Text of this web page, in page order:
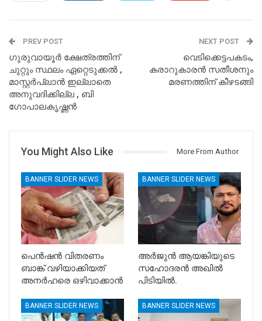
PREV POST
ഗുരുവായൂർ ക്ഷേത്രത്തിന്
ചുറ്റും സ്ഥലം ഏറ്റെടുക്കൽ ,
മാസ്റ്റർപ്ലാൻ ഇല്ലാതെ
അനുവദിക്കില്ല , ബി
ഗോപാലകൃഷ്ണൻ
NEXT POST
വെടിക്കെട്ടപകടം,
കരാറുകാരൻ സതീശനും
മരണത്തിന് കീഴടങ്ങി
You Might Also Like More From Author
BANNER SLIDER NEWS
പെൻഷൻ വിതരണം
ബാങ്ക് വഴിയാക്കിയത്
അനർഹരെ ഒഴിവാക്കാൻ
BANNER SLIDER NEWS
അർജുൻ ആയങ്കിയുടെ
സഹോദരൻ അഖിൽ
പിടിയിൽ.
BANNER SLIDER NEWS BANNER SLIDER NEWS